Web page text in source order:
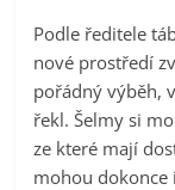
Podle ředitele
nové prostředí
pořádný výběh,
řekl. Šelmy si
ze které mají
mohou dokonce